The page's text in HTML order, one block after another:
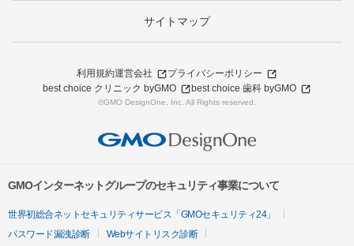
サイトマップ
利用規約運営会社
プライバシーポリシー
best choice クリニック byGMO
best choice 歯科 byGMO
©GMO DesignOne, Inc. All Rights reserved.
GMOインターネットグループのセキュリティ事業について
世界初総合ネットセキュリティサービス「GMOセキュリティ24」
パスワード漏洩診断
Webサイトリスク診断